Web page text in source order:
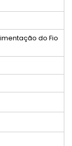
do Fio